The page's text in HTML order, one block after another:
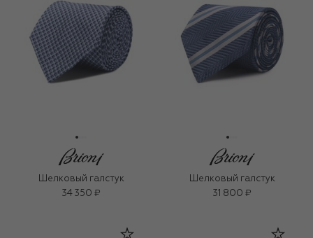
Шелковый галстук
34 350 ₽
Шелковый галстук
31 800 ₽